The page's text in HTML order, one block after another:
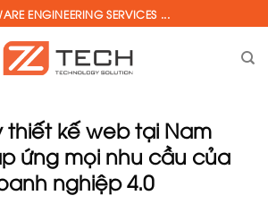
ENGINEERING SERVICES ...
thiết kế web tại Nam
ứng mọi nhu cầu của
nghiệp 4.0